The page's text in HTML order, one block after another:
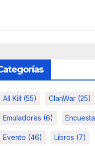
All Kill (55) ClanWar(25)
Emuladores (6) Encuesta
Evento (46) Libros (7)